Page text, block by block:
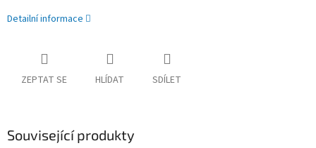
Detailní informace
ZEPTAT SE HLÍDAT SDÍLET
Související produkty